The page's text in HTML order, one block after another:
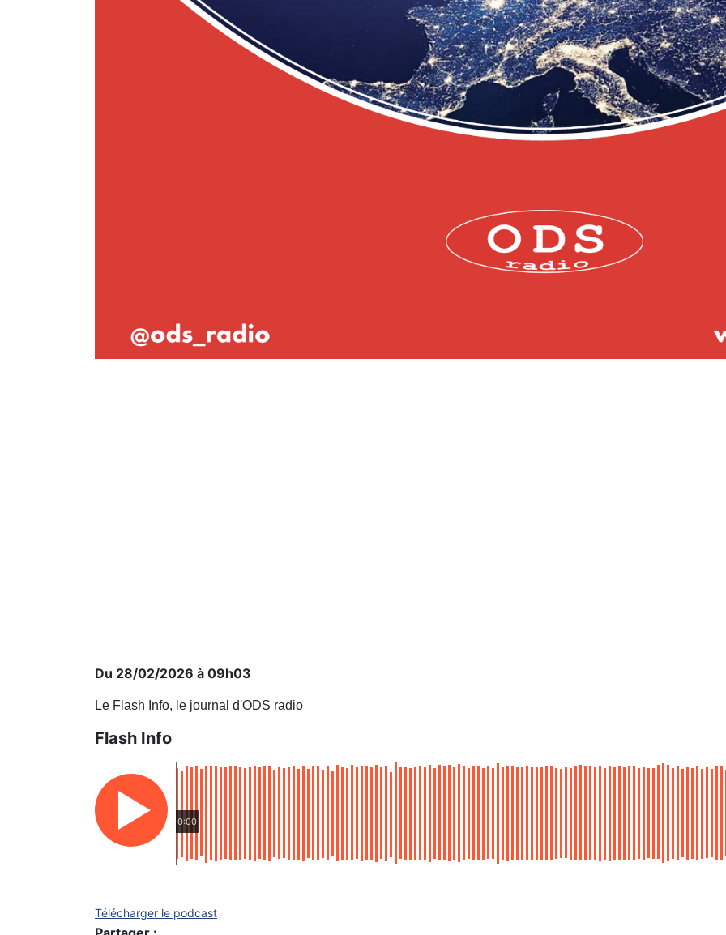
Du 28/02/2026 à 09h03
Le Flash Info, le journal d'ODS radio
Flash Info
0:00
Télécharger le podcast